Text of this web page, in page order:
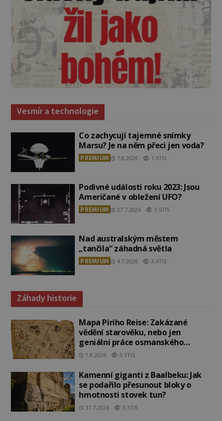
Vesmír a technologie
Co zachycují tajemné snímky
Marsu? Je na něm přeci jen voda?
PREMIUM 7.8.2026 1.3TIS
Podivné události roku 2023: Jsou
Američané v obležení UFO?
PREMIUM 27.7.2026 3.5TIS
Nad australským městem
„tančila“ záhadná světla
PREMIUM 4.7.2026 3.4TIS
Záhady historie
Mapa Piriho Reise: Zakázané
vědění starověku, nebo jen
geniální práce osmanského
admirála?
1.8.2026 3.3TIS
Kamenní giganti z Baalbeku: Jak
se podařilo přesunout bloky o
hmotnosti stovek tun?
31.7.2026 3.3TIS